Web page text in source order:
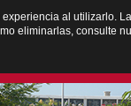
al utilizarlo.
eliminarlas, consulte